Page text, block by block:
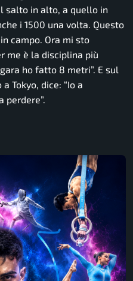
salto in alto, a quello in
i 1500 una volta. Questo
campo. Ora mi sto
me è la disciplina più
ho fatto 8 metri”. E sul
Tokyo, dice: “Io a
perdere”.